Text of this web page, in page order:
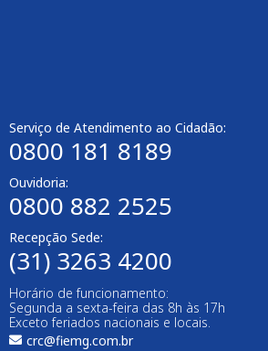
Serviço de Atendimento ao Cidadão:
0800 181 8189
Ouvidoria:
0800 882 2525
Recepção Sede:
(31) 3263 4200
Horário de funcionamento:
Segunda a sexta-feira das 8h às 17h
Exceto feriados nacionais e locais.
crc@fiemg.com.br